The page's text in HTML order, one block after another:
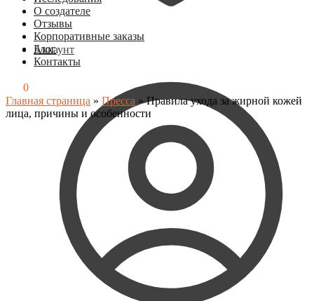
Аккаунт
О создателе
Отзывы
Корпоративные заказы
Блог
Контакты
0
Главная страница » Пресса » Правила ухода за жирной кожей
лица, причины и особенности